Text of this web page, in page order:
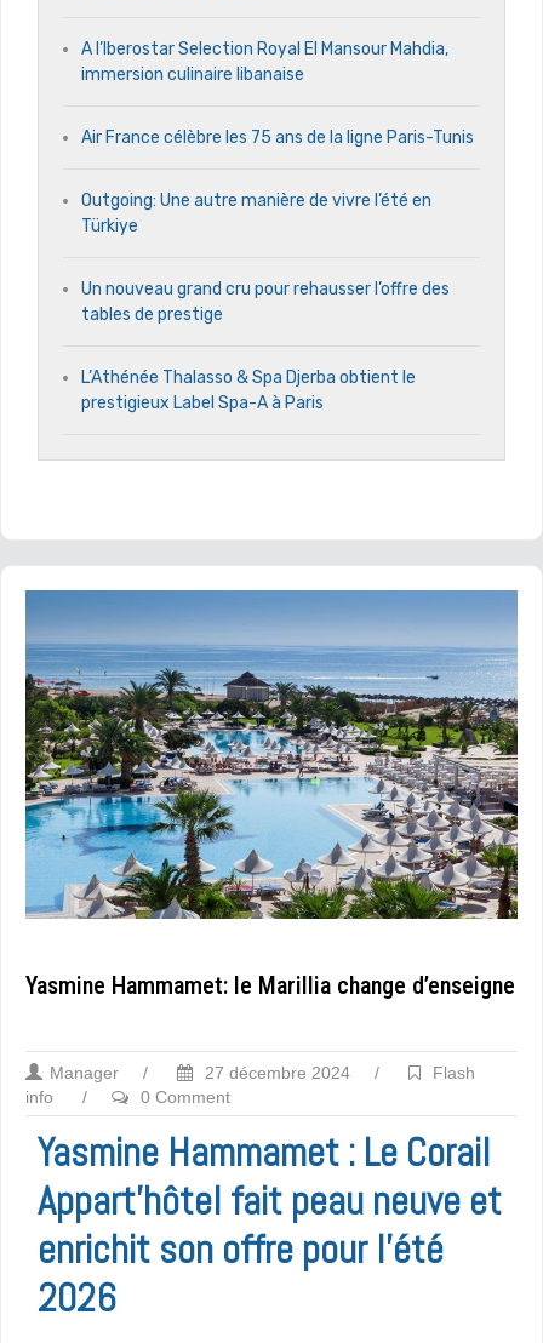
A l’Iberostar Selection Royal El Mansour Mahdia,
immersion culinaire libanaise
Air France célèbre les 75 ans de la ligne Paris-Tunis
Outgoing: Une autre manière de vivre l’été en
Türkiye
Un nouveau grand cru pour rehausser l’offre des
tables de prestige
L’Athénée Thalasso & Spa Djerba obtient le
prestigieux Label Spa-A à Paris
Yasmine Hammamet: le Marillia change d’enseigne
Manager / 27 décembre 2024 /
Flash
info
/ 0 Comment
Yasmine Hammamet : Le Corail
Appart’hôtel fait peau neuve et
enrichit son offre pour l’été
2026